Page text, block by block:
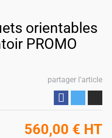
orientables
PROMO
partager l'article
560,00 € HT